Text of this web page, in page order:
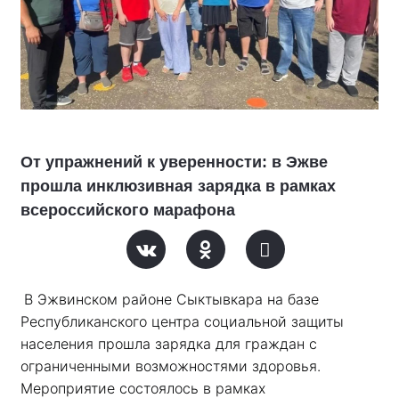
От упражнений к уверенности: в Эжве
прошла инклюзивная зарядка в рамках
всероссийского марафона
В Эжвинском районе Сыктывкара на базе
Республиканского центра социальной защиты
населения прошла зарядка для граждан с
ограниченными возможностями здоровья.
Мероприятие состоялось в рамках